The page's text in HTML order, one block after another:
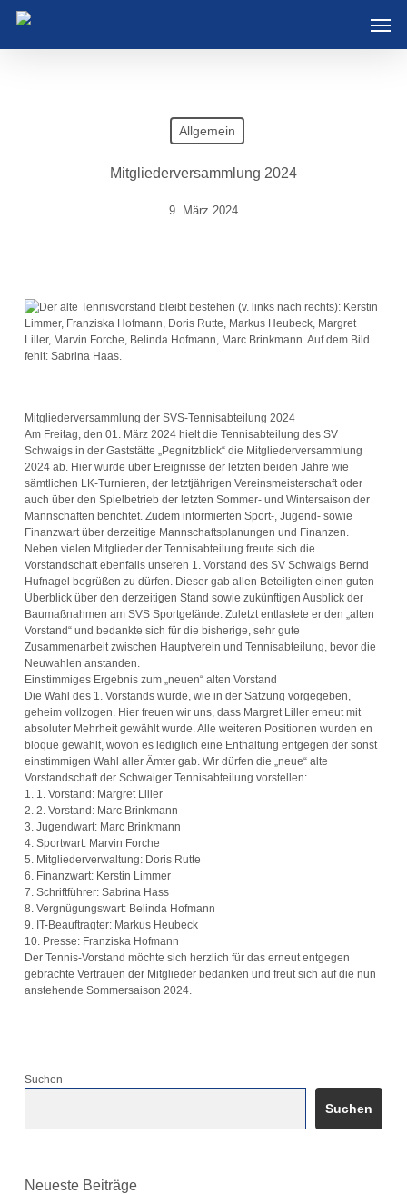
Allgemein
Mitgliederversammlung 2024
9. März 2024
Mitgliederversammlung der SVS-Tennisabteilung 2024
Am Freitag, den 01. März 2024 hielt die Tennisabteilung des SV
Schwaigs in der Gaststätte „Pegnitzblick“ die Mitgliederversammlung
2024 ab. Hier wurde über Ereignisse der letzten beiden Jahre wie
sämtlichen LK-Turnieren, der letztjährigen Vereinsmeisterschaft oder
auch über den Spielbetrieb der letzten Sommer- und Wintersaison der
Mannschaften berichtet. Zudem informierten Sport-, Jugend- sowie
Finanzwart über derzeitige Mannschaftsplanungen und Finanzen.
Neben vielen Mitglieder der Tennisabteilung freute sich die
Vorstandschaft ebenfalls unseren 1. Vorstand des SV Schwaigs Bernd
Hufnagel begrüßen zu dürfen. Dieser gab allen Beteiligten einen guten
Überblick über den derzeitigen Stand sowie zukünftigen Ausblick der
Baumaßnahmen am SVS Sportgelände. Zuletzt entlastete er den „alten
Vorstand“ und bedankte sich für die bisherige, sehr gute
Zusammenarbeit zwischen Hauptverein und Tennisabteilung, bevor die
Neuwahlen anstanden.
Einstimmiges Ergebnis zum „neuen“ alten Vorstand
Die Wahl des 1. Vorstands wurde, wie in der Satzung vorgegeben,
geheim vollzogen. Hier freuen wir uns, dass Margret Liller erneut mit
absoluter Mehrheit gewählt wurde. Alle weiteren Positionen wurden en
bloque gewählt, wovon es lediglich eine Enthaltung entgegen der sonst
einstimmigen Wahl aller Ämter gab. Wir dürfen die „neue“ alte
Vorstandschaft der Schwaiger Tennisabteilung vorstellen:
1. 1. Vorstand: Margret Liller
2. 2. Vorstand: Marc Brinkmann
3. Jugendwart: Marc Brinkmann
4. Sportwart: Marvin Forche
5. Mitgliederverwaltung: Doris Rutte
6. Finanzwart: Kerstin Limmer
7. Schriftführer: Sabrina Hass
8. Vergnügungswart: Belinda Hofmann
9. IT-Beauftragter: Markus Heubeck
10. Presse: Franziska Hofmann
Der Tennis-Vorstand möchte sich herzlich für das erneut entgegen
gebrachte Vertrauen der Mitglieder bedanken und freut sich auf die nun
anstehende Sommersaison 2024.
Suchen
Suchen
Neueste Beiträge